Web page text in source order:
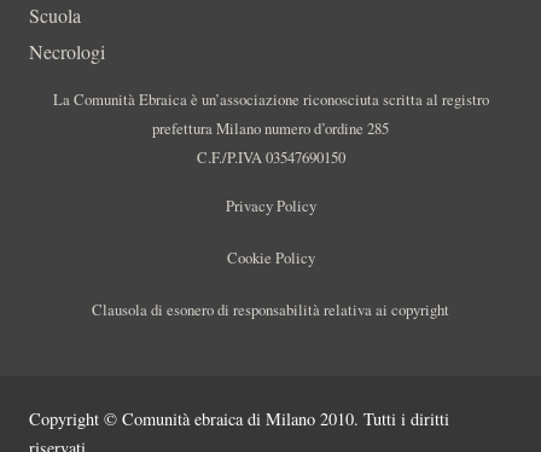
Scuola
Necrologi
La Comunità Ebraica è un’associazione riconosciuta scritta al registro
prefettura Milano numero d’ordine 285
C.F./P.IVA 03547690150
Privacy Policy
Cookie Policy
Clausola di esonero di responsabilità relativa ai copyright
Copyright © Comunità ebraica di Milano 2010. Tutti i diritti